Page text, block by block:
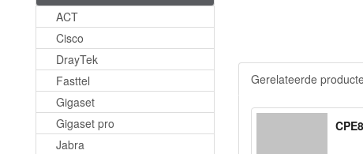
ACT
Cisco
DrayTek
Fasttel
Gigaset
Gigaset pro
Jabra
Gerelateerde